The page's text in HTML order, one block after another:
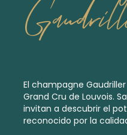
El champagne
Grand Cru de Louvois.
invitan a descubrir el
reconocido por la